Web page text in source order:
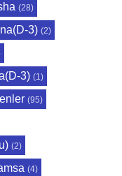
(28)
3) (2)
3) (1)
(95)
(2)
(4)